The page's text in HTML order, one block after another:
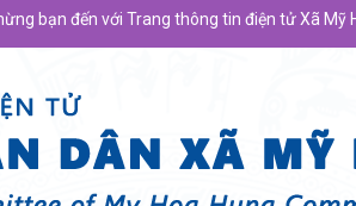
đến với Trang thông tin điện tử Xã Mỹ Hòa